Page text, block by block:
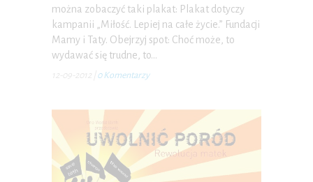
można zobaczyć taki plakat: Plakat dotyczy
kampanii „Miłość. Lepiej na całe życie.” Fundacji
Mamy i Taty. Obejrzyj spot: Choć może, to
wydawać się trudne, to…
12-09-2012 0 Komentarzy